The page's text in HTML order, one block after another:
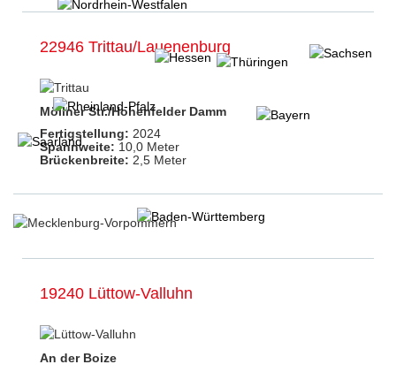
22946 Trittau/Lauenenburg
Möllner Str./Hohenfelder Damm
Fertigstellung: 2024
Spannweite: 10,0 Meter
Brückenbreite: 2,5 Meter
19240 Lüttow-Valluhn
An der Boize